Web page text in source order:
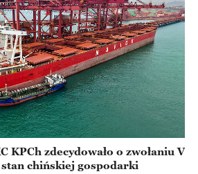
KPCh zdecydowało o zwołaniu V
chińskiej gospodarki